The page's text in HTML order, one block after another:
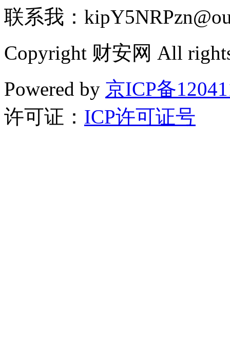
联系我：
Copyright 财安网 All
Powered by 京ICP备
许可证： ICP许可证号